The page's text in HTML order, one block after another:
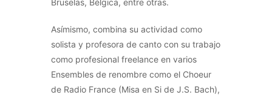
Bruselas, Bélgica, entre otras.
Asímismo, combina su actividad como
solista y profesora de canto con su trabajo
como profesional freelance en varios
Ensembles de renombre como el Choeur
de Radio France (Misa en Si de J.S. Bach),